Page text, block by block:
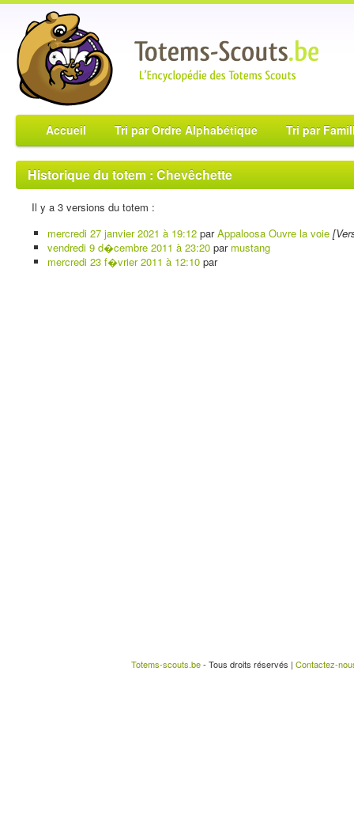
Accueil Tri par Ordre Alphabétique Tri par
Historique du totem : Chevêchette
Il y a 3 versions du totem :
mercredi 27 janvier 2021 à 19:12 parAppaloosa Ouvre la voie
vendredi 9 d�cembre 2011 à 23:20 par mustang
mercredi 23 f�vrier 2011 à 12:10 par
Totems-scouts.be- Tous droits réservés | Contactez-